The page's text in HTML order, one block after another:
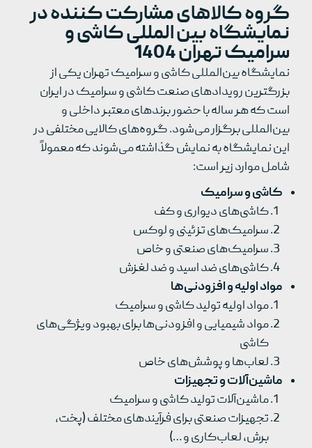
گروه کالاهای مشارکت کننده در
نمایشگاه بین المللی کاشی و
سرامیک تهران 1404
نمایشگاه بین‌المللی کاشی و سرامیک تهران یکی از
بزرگترین رویدادهای صنعت کاشی و سرامیک در ایران
است که هر ساله با حضور برندهای معتبر داخلی و
بین‌المللی برگزار می‌شود. گروه‌های کالایی مختلفی در
این نمایشگاه به نمایش گذاشته می‌شوند که معمولاً
شامل موارد زیر است:
کاشی و سرامیک
کاشی‌های دیواری و کف
سرامیک‌های تزئینی و لوکس
سرامیک‌های صنعتی و خاص
کاشی‌های ضد اسید و ضد لغزش
مواد اولیه و افزودنی‌ها
مواد اولیه تولید کاشی و سرامیک
مواد شیمیایی و افزودنی‌ها برای بهبود ویژگی‌های
کاشی
لعاب‌ها و پوشش‌های خاص
ماشین‌آلات و تجهیزات
ماشین‌آلات تولید کاشی و سرامیک
تجهیزات صنعتی برای فرآیندهای مختلف (پخت،
برش، لعاب‌کاری و …)